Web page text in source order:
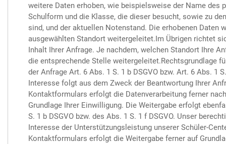
weitere Daten erhoben, wie beispielsweise der Name des
Schulform und die Klasse, die dieser besucht, sowie zu
sind, und der aktuellen Notenstand. Die erhobenen Daten
ausgewählten Standort weitergeleitet.Im Übrigen richtet
Inhalt Ihrer Anfrage. Je nachdem, welchen Standort Ihre
die entsprechende Stelle weitergeleitet.Rechtsgrundlage
der Anfrage Art. 6 Abs. 1 S. 1 b DSGVO bzw. Art. 6 Abs. 1
Interesse folgt aus dem Zweck der Beantwortung Ihrer
Kontaktformulars erfolgt die Datenverarbeitung ferner
Grundlage Ihrer Einwilligung. Die Weitergabe erfolgt
S. 1 b DSGVO bzw. des Abs. 1 S. 1 f DSGVO. Unser
Interesse der Unterstützungsleistung unserer Schüler-
Kontaktformulars erfolgt die Weitergabe ferner auf